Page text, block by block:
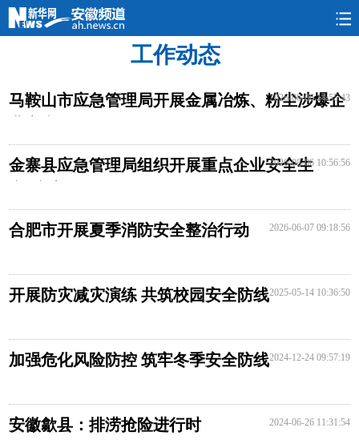
政情 本网
工作动态
马鞍山市应急管理局开展金属冶炼、粉尘涉爆企
2026-08-06 14:55:43
金寨县应急管理局组织开展重点企业安全生
2026-08-06 10:56:56
合肥市开展夏季消防安全整治行动 2026-06-07 09:18:56
开展防灾减灾演练 共筑校园安全防线2025-05-14 10:36:50
加强危化风险防控 筑牢冬季安全防线2024-12-24 09:57:19
安徽歙县：排涝抢险进行时 2024-06-26 11:31:54